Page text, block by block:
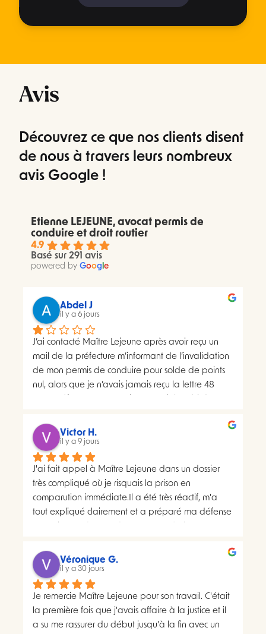
Avis
Découvrez ce que nos clients disent
de nous à travers leurs nombreux
avis Google !
Etienne LEJEUNE, avocat permis de
conduire et droit routier
4.9
Basé sur 291 avis
powered by Goog e
Abdel J
il y a 6 jours
J’ai contacté Maître Lejeune après avoir reçu un
mail de la préfecture m’informant de l’invalidation
de mon permis de conduire pour solde de points
nul, alors que je n’avais jamais reçu la lettre 48
distributions à deux dates différentes, ce qui me
semblait présenter une anomalie nécessitant une
analyse juridique.Après avoir consulté les
nombreux avis positifs concernant Maître Lejeune,
je lui ai envoyé par courriel l’intégralité de mon
dossier. Je lui ai également demandé, à plusieurs
reprises, de m’indiquer clairement le montant de
proposé un rendez-vous de 30 minutes facturé
200 euros. Pourtant, il disposait déjà de toutes les
pièces de mon dossier et semblait considérer que
les chances de succès d’un recours étaient très
faibles. Lorsque je lui ai demandé si le prix de
cette consultation serait ensuite déduit d’un
Victor H.
il y a 9 jours
J'ai fait appel à Maître Lejeune dans un dossier
très compliqué où je risquais la prison en
comparution immédiate.Il a été très réactif, m'a
tout expliqué clairement et a préparé ma défense
sérieux, humain et très investi. Merci encore pour
tout, je le recommande sans hésiter.
Véronique G.
il y a 30 jours
Je remercie Maître Lejeune pour son travail. C'était
la première fois que j'avais affaire à la justice et il
a su me rassurer du début jusqu'à la fin avec un